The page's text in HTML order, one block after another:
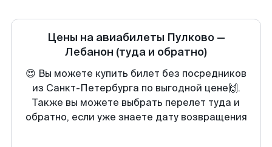
Цены на авиабилеты Пулково—
Лебанон (туда и обратно)
😍 Вы можете купить билет без посредников
из Санкт-Петербурга по выгодной цене🙌.
Также вы можете выбрать перелет туда и
обратно, если уже знаете дату возвращения